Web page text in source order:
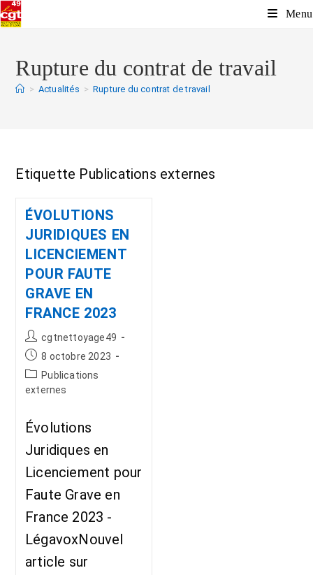
Menu
Rupture du contrat de travail
> Actualités > Rupture du contrat de travail
Etiquette Publications externes
ÉVOLUTIONS
JURIDIQUES EN
LICENCIEMENT
POUR FAUTE
GRAVE EN
FRANCE 2023
cgtnettoyage49
8 octobre 2023
Publications
externes
Évolutions
Juridiques en
Licenciement pour
Faute Grave en
France 2023 -
LégavoxNouvel
article sur